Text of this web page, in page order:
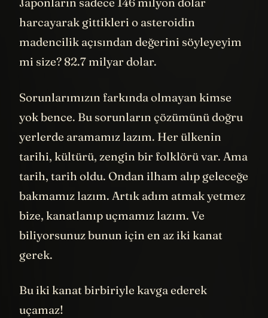
harcayarak gittikleri o asteroidin
madencilik açısından değerini söyleyeyim
mi size? 82.7 milyar dolar.
Sorunlarımızın farkında olmayan kimse
yok bence. Bu sorunların çözümünü doğru
yerlerde aramamız lazım. Her ülkenin
tarihi, kültürü, zengin bir folklörü var. Ama
tarih, tarih oldu. Ondan ilham alıp geleceğe
bakmamız lazım. Artık adım atmak yetmez
bize, kanatlanıp uçmamız lazım. Ve
biliyorsunuz bunun için en az iki kanat
gerek.
Bu iki kanat birbiriyle kavga ederek
uçamaz!